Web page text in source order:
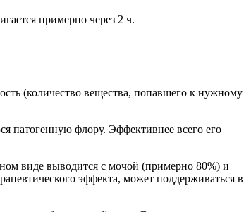
примерно через 2 ч.
(количество вещества, попавшего к нужному
патогенную флору. Эффективнее всего его
виде выводится с мочой (примерно 80%) и
эффекта, может поддерживаться в